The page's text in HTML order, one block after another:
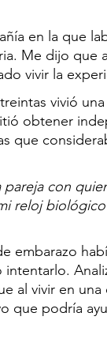
en la que
Me dijo que
vivir la
vivió
obtener
que
con
reloj
embarazo
intentarlo.
al vivir en una
que podría